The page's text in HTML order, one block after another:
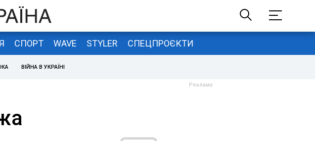
СПОРТ WAVE STYLER СПЕЦПРОЄКТИ
ВІЙНА В УКРАЇНІ